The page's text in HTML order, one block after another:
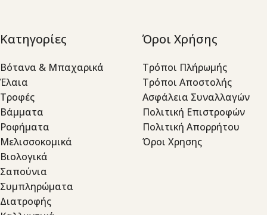
Κατηγορίες
Βότανα & Μπαχαρικά
Έλαια
Τροφές
Βάμματα
Ροφήματα
Μελισσοκομικά
Βιολογικά
Σαπούνια
Συμπληρώματα
Διατροφής
Όροι Χρήσης
Τρόποι Πλήρωμής
Τρόποι Αποστολής
Ασφάλεια Συναλλαγών
Πολιτική Επιστροφών
Πολιτική Απορρήτου
Όροι Χρησης